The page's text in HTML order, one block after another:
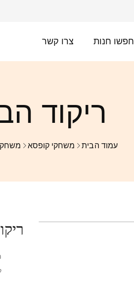
חפשו חנות צרו קשר
ריקוד
עמוד הבית משחקי קופסא